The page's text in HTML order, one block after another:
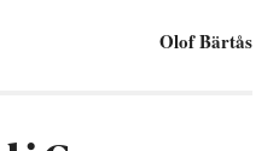
Olof Bärtås